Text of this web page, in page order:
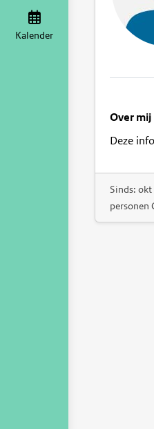
Kalender
Over mij
Deze
Sinds: okt
personen